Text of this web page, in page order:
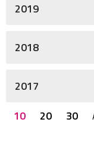
2019
2018
2017
10
20 30